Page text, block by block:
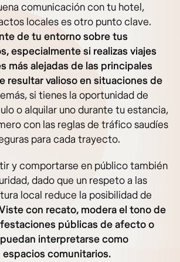
comunicación con tu hotel,
locales es otro punto clave.
de tu entorno sobre tus
especialmente si realizas viajes
más alejadas de las principales
resultar valioso en situaciones de
si tienes la oportunidad de
o alquilar uno durante tu estancia,
con las reglas de tráfico saudíes
para cada trayecto.
y comportarse en público también
dado que un respeto a las
local reduce la posibilidad de
con recato, modera el tono de
públicas de afecto o
interpretarse como
comunitarios.